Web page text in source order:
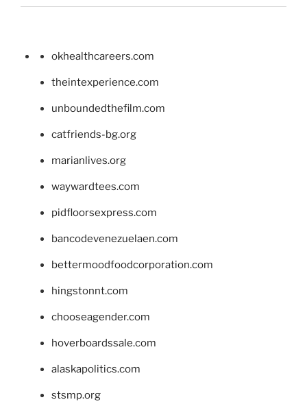
okhealthcareers.com
theintexperience.com
unboundedthefilm.com
catfriends-bg.org
marianlives.org
waywardtees.com
pidfloorsexpress.com
bancodevenezuelaen.com
bettermoodfoodcorporation.com
hingstonnt.com
chooseagender.com
hoverboardssale.com
alaskapolitics.com
stsmp.org